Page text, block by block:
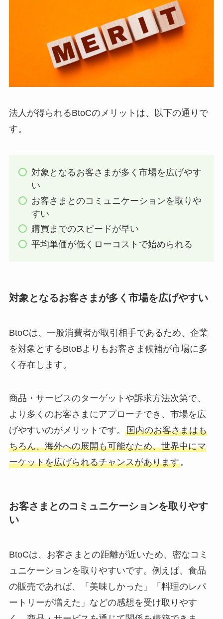
法人が得られるBtoCのメリットは、以下の通りで
す。
対象となるお客さまが多く市場を広げやす
い
お客さまとのコミュニケーションを取りや
すい
購買までのスピードが早い
平均単価が低くローコストで始められる
対象となるお客さまが多く市場を広げやすい
BtoCは、一般消費者が取引相手であるため、企業
を対象とするBtoBよりもお客さま候補が市場に多
く存在します。
商品・サービスのターゲットや訴求方法次第で、
より多くのお客さまにアプローチでき、市場を広
げやすいのがメリットです。 国内のお客さまはも
ちろん、海外への展開も可能なため、世界中にマ
ーケットを広げられるチャンスがあります。
お客さまとのコミュニケーションを取りやす
い
BtoCは、お客さまとの距離が近いため、密なコミ
ュニケーションを取りやすいです。例えば、食品
の販売であれば、「美味しかった」「料理のレパ
ートリーが増えた」などの感想を受け取りやす